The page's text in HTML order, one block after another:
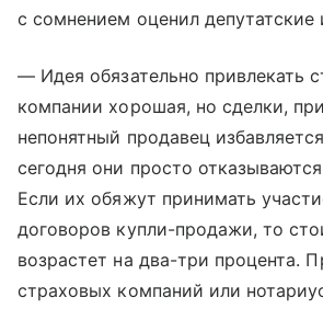
с сомнением оценил депутатские
— Идея обязательно привлекать
компании хорошая, но сделки,
непонятный продавец
сегодня они просто
Если их обяжут принимать
договоров купли-продажи, то
возрастет на два-три процента.
страховых компаний или